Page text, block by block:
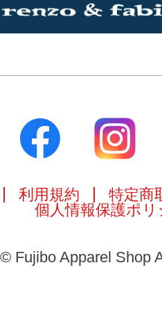
利用規約
特定商
個人情報保護ポリ
Fujibo Apparel Shop